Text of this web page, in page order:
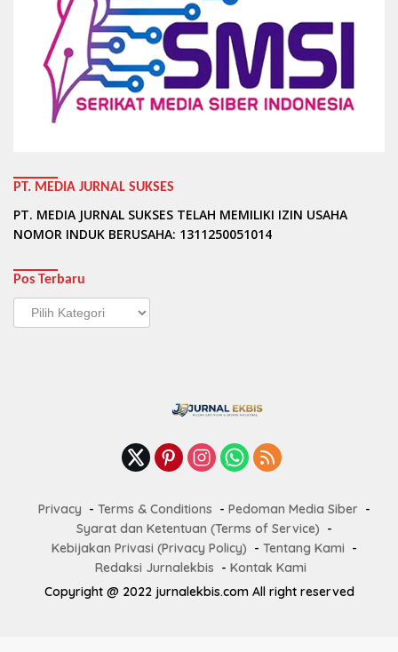
PT. MEDIA JURNAL SUKSES
PT. MEDIA JURNAL SUKSES TELAH MEMILIKI IZIN USAHA
NOMOR INDUK BERUSAHA: 1311250051014
Pos Terbaru
Pos
Terbaru
Privacy Terms & Conditions
Pedoman Media Siber
Syarat dan Ketentuan (Terms of Service)
Kebijakan Privasi (Privacy Policy)
Tentang Kami
Redaksi Jurnalekbis
Kontak Kami
Copyright @ 2022 jurnalekbis.com All right reserved